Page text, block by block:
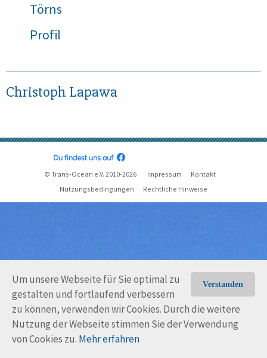
Verstanden
Um unsere Webseite für Sie optimal zu
gestalten und fortlaufend verbessern
zu können, verwenden wir Cookies. Durch die weitere
Nutzung der Webseite stimmen Sie der Verwendung
von Cookies zu. Mehr erfahren
Törns
Profil
Christoph Lapawa
© Trans-Ocean e.V. 2010-2026 Impressum
Kontakt
Nutzungsbedingungen
Rechtliche Hinweise